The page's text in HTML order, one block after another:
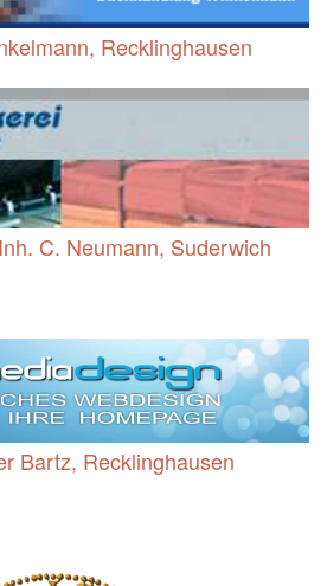
Recklinghausen
C. Neumann, Suderwich
Bartz, Recklinghausen